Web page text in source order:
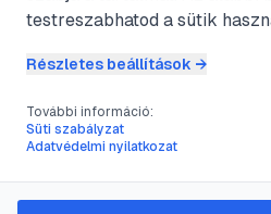
Amit az
végezhető
munkákról
kell
testreszabhatod a sütik
Részletes beállítások →
További információ:
Süti szabályzat
Adatvédelmi nyilatkozat